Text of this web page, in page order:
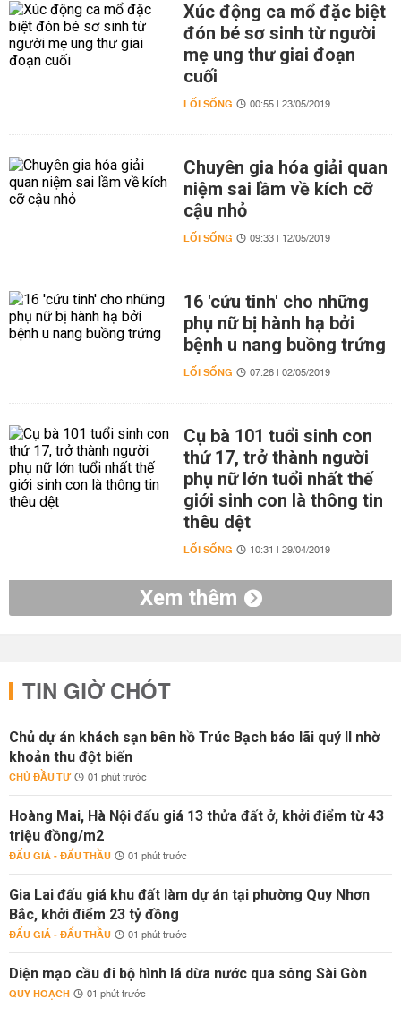
Xúc động ca mổ đặc biệt
đón bé sơ sinh từ người
mẹ ung thư giai đoạn
cuối
LỐI SỐNG 00:55 | 23/05/2019
Chuyên gia hóa giải quan
niệm sai lầm về kích cỡ
cậu nhỏ
LỐI SỐNG 09:33 | 12/05/2019
16 'cứu tinh' cho những
phụ nữ bị hành hạ bởi
bệnh u nang buồng trứng
LỐI SỐNG 07:26 | 02/05/2019
Cụ bà 101 tuổi sinh con
thứ 17, trở thành người
phụ nữ lớn tuổi nhất thế
giới sinh con là thông tin
thêu dệt
LỐI SỐNG 10:31 | 29/04/2019
Xem thêm
TIN GIỜ CHÓT
Chủ dự án khách sạn bên hồ Trúc Bạch báo lãi quý II nhờ
khoản thu đột biến
CHỦ ĐẦU TƯ 01 phút trước
Hoàng Mai, Hà Nội đấu giá 13 thửa đất ở, khởi điểm từ 43
triệu đồng/m2
ĐẤU GIÁ - ĐẤU THẦU 01 phút trước
Gia Lai đấu giá khu đất làm dự án tại phường Quy Nhơn
Bắc, khởi điểm 23 tỷ đồng
ĐẤU GIÁ - ĐẤU THẦU 01 phút trước
Diện mạo cầu đi bộ hình lá dừa nước qua sông Sài Gòn
QUY HOẠCH 01 phút trước